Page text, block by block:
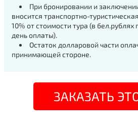
При бронировании и
вносится транспортно-
10% от стоимости тура (в бел.рублях
день оплаты).
Остаток долларовой части
принимающей стороне.
ЗАКАЗАТЬ